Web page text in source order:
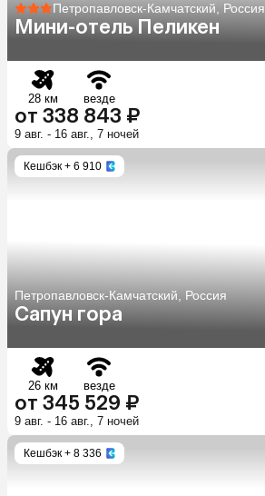
Петропавловск-Камчатский, Россия
Мини-отель Пеликен
28 км везде
от 338 843 ₽
9 авг. - 16 авг., 7 ночей
Кешбэк + 6 910
Петропавловск-Камчатский, Россия
Сапун гора
26 км везде
от 345 529 ₽
9 авг. - 16 авг., 7 ночей
Кешбэк + 8 336